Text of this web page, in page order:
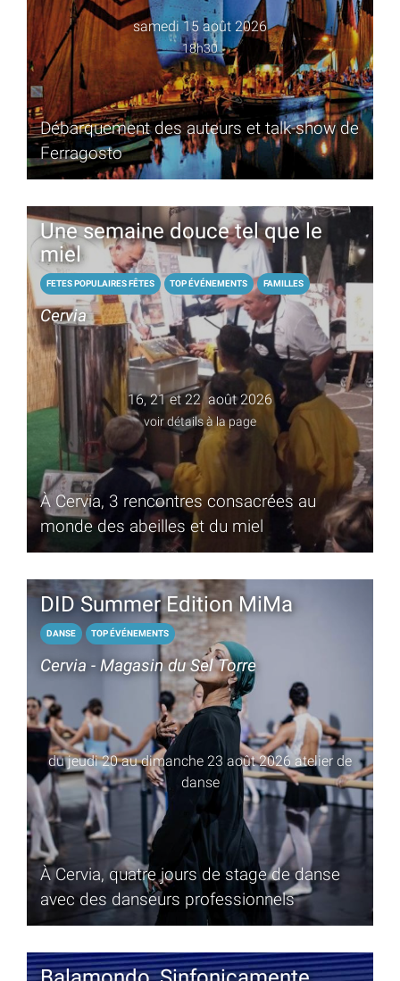
samedi 15 août 2026
18h30
Débarquement des auteurs et talk-show de
Ferragosto
Une semaine douce tel que le
miel
FETES POPULAIRES FÊTES TOP ÉVÉNEMENTS FAMILLES
Cervia
16, 21 et 22 août 2026
voir détails à la page
À Cervia, 3 rencontres consacrées au
monde des abeilles et du miel
DID Summer Edition MiMa
DANSE TOP ÉVÉNEMENTS
Cervia - Magasin du Sel Torre
du jeudi 20 au dimanche 23 août 2026 atelier de
danse
À Cervia, quatre jours de stage de danse
avec des danseurs professionnels